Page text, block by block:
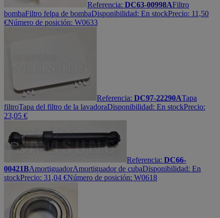
Referencia: DC63-00998AFiltro
bombaFiltro felpa de bombaDisponibilidad: En stockPrecio: 11,50
€Número de posición: W0633
Referencia: DC97-22290ATapa
filtroTapa del filtro de la lavadoraDisponibilidad: En stockPrecio:
23,05 €
Referencia: DC66-
00421BAmortiguadorAmortiguador de cubaDisponibilidad: En
stockPrecio: 31,04 €Número de posición: W0618